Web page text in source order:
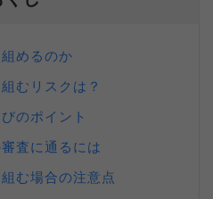
めるのか
むリスクは？
のポイント
査に通るには
む場合の注意点